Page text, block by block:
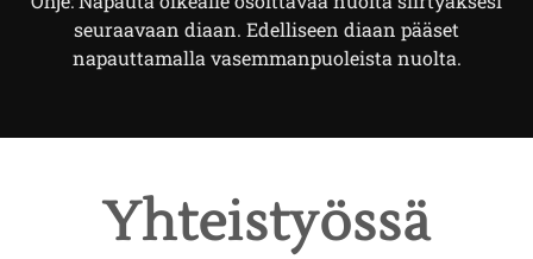
seuraavaan diaan. Edelliseen diaan pääset
napauttamalla vasemmanpuoleista nuolta.
Yhteistyössä